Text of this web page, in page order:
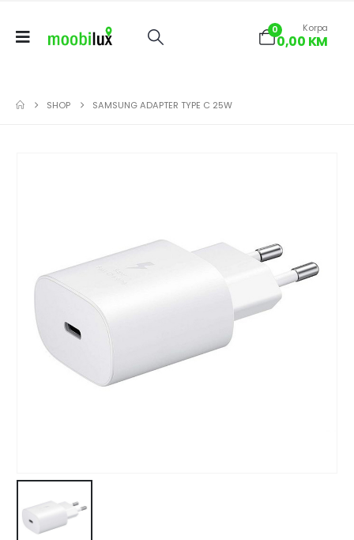
0 Korpa
0,00 KM
SHOP SAMSUNG ADAPTER TYPE C 25W